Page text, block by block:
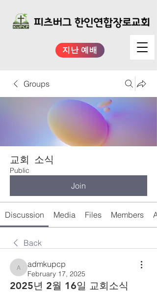
지난 예배
Groups
교회 소식
Public
Join
Discussion Media Files Members
Back
admkupcp
admkupcp
February 17, 2025
2025년 2월 16일 교회소식